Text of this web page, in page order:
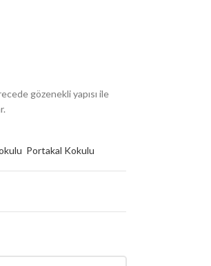
gözenekli yapısı ile
Portakal Kokulu